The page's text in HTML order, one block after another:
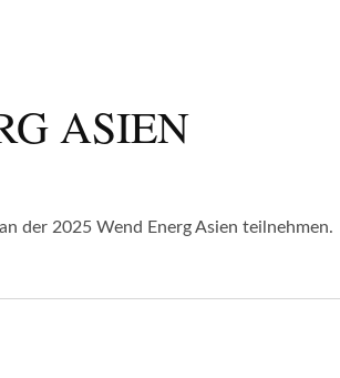
ASIEN
der 2025 Wend Energ Asien teilnehmen.